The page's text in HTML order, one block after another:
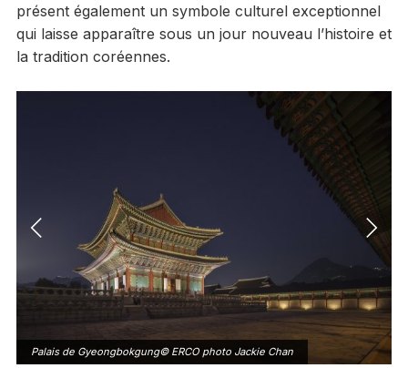
présent également un symbole culturel exceptionnel
qui laisse apparaître sous un jour nouveau l’histoire et
la tradition coréennes.
Palais de Gyeongbokgung© ERCO photo Jackie Chan